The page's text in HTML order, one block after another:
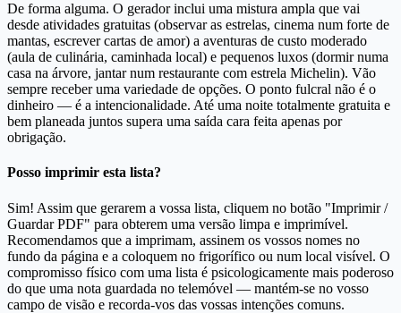
De forma alguma. O gerador inclui uma mistura ampla que vai
desde atividades gratuitas (observar as estrelas, cinema num forte de
mantas, escrever cartas de amor) a aventuras de custo moderado
(aula de culinária, caminhada local) e pequenos luxos (dormir numa
casa na árvore, jantar num restaurante com estrela Michelin). Vão
sempre receber uma variedade de opções. O ponto fulcral não é o
dinheiro — é a intencionalidade. Até uma noite totalmente gratuita e
bem planeada juntos supera uma saída cara feita apenas por
obrigação.
Posso imprimir esta lista?
Sim! Assim que gerarem a vossa lista, cliquem no botão "Imprimir /
Guardar PDF" para obterem uma versão limpa e imprimível.
Recomendamos que a imprimam, assinem os vossos nomes no
fundo da página e a coloquem no frigorífico ou num local visível. O
compromisso físico com uma lista é psicologicamente mais poderoso
do que uma nota guardada no telemóvel — mantém-se no vosso
campo de visão e recorda-vos das vossas intenções comuns.